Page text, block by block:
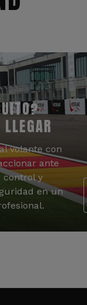
volante con
ante
control y
en un